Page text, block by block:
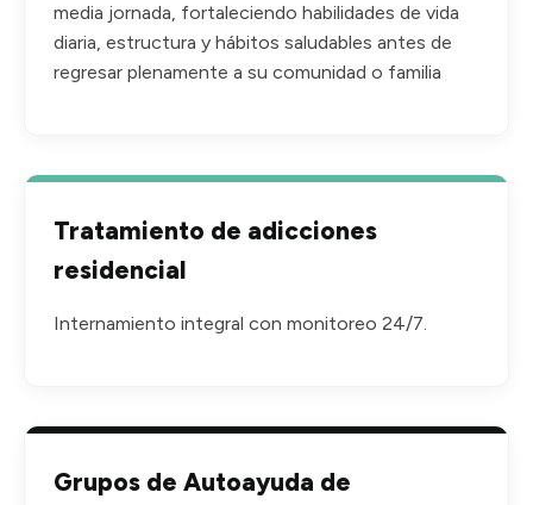
media jornada, fortaleciendo habilidades de vida
diaria, estructura y hábitos saludables antes de
regresar plenamente a su comunidad o familia
Tratamiento de adicciones
residencial
Internamiento integral con monitoreo 24/7.
Grupos de Autoayuda de